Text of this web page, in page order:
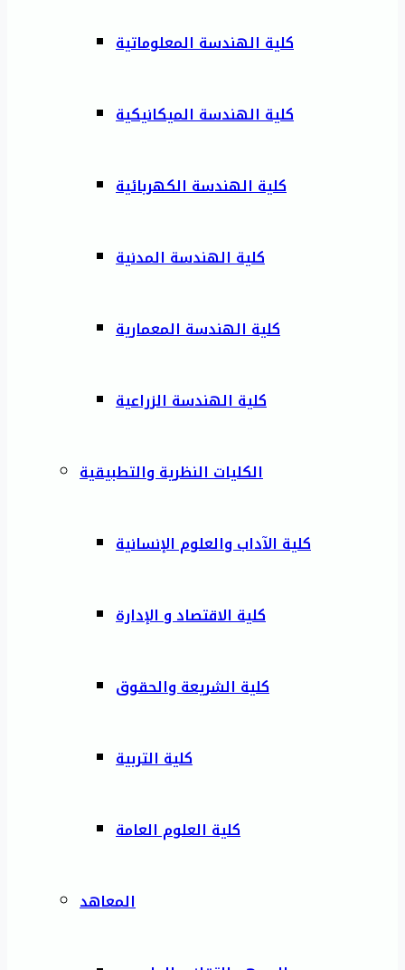
كلية الهندسة المعلوماتية
كلية الهندسة الميكانيكية
كلية الهندسة الكهربائية
كلية الهندسة المدنية
كلية الهندسة المعمارية
كلية الهندسة الزراعية
الكليات النظرية والتطبيقية
كلية الآداب والعلوم الإنسانية
كلية الاقتصاد و الإدارة
كلية الشريعة والحقوق
كلية التربية
كلية العلوم العامة
المعاهد